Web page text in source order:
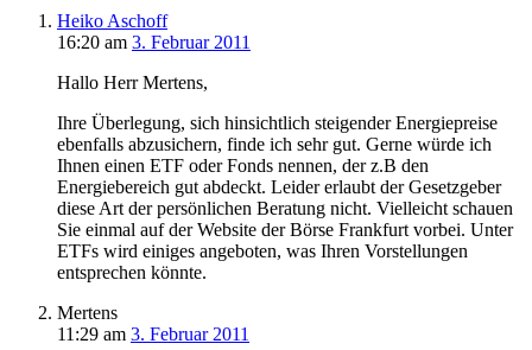
Heiko Aschoff
16:20 am 3. Februar 2011
Hallo Herr Mertens,
Ihre Überlegung, sich hinsichtlich steigender Energiepreise
ebenfalls abzusichern, finde ich sehr gut. Gerne würde ich
Ihnen einen ETF oder Fonds nennen, der z.B den
Energiebereich gut abdeckt. Leider erlaubt der Gesetzgeber
diese Art der persönlichen Beratung nicht. Vielleicht schauen
Sie einmal auf der Website der Börse Frankfurt vorbei. Unter
ETFs wird einiges angeboten, was Ihren Vorstellungen
entsprechen könnte.
Mertens
11:29 am 3. Februar 2011